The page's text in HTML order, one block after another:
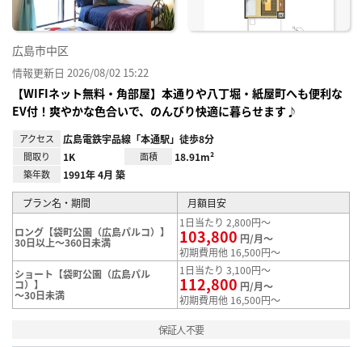
広島市中区
情報更新日 2026/08/02 15:22
【WIFIネット無料・角部屋】本通りや八丁堀・紙屋町へも便利な
EV付！爽やかな色合いで、のんびり快適に暮らせます♪
アクセス 広島電鉄宇品線「本通駅」徒歩8分
間取り 1K 面積 18.91m²
築年数 1991年 4月 築
プラン名・期間 月額目安
ロング【袋町公園（広島パルコ）】
30日以上～360日未満
1日当たり 2,800円～
103,800 円/月～
初期費用他 16,500円～
ショート【袋町公園（広島パル
コ）】
～30日未満
1日当たり 3,100円～
112,800 円/月～
初期費用他 16,500円～
保証人不要